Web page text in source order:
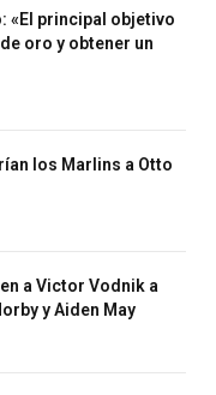
«El principal objetivo
oro y obtener un
los Marlins a Otto
a Victor Vodnik a
y Aiden May